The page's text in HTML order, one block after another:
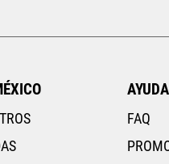
AYUDA
FAQ